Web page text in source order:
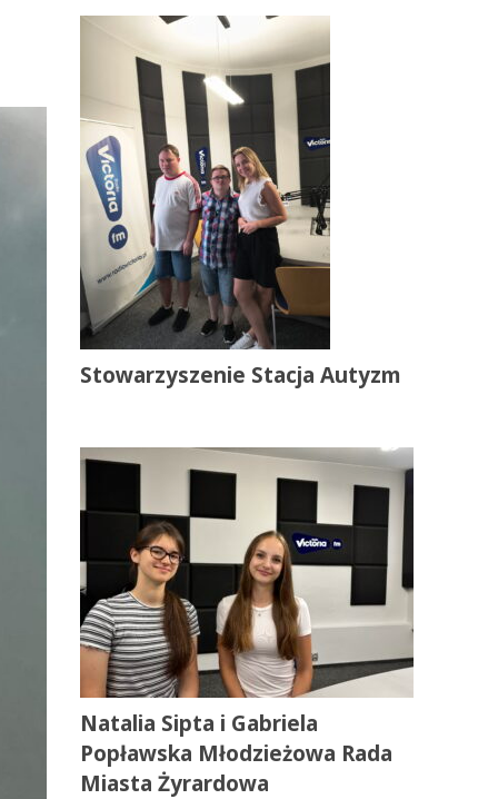
Stowarzyszenie Stacja Autyzm
Natalia Sipta i Gabriela
Popławska Młodzieżowa Rada
Miasta Żyrardowa